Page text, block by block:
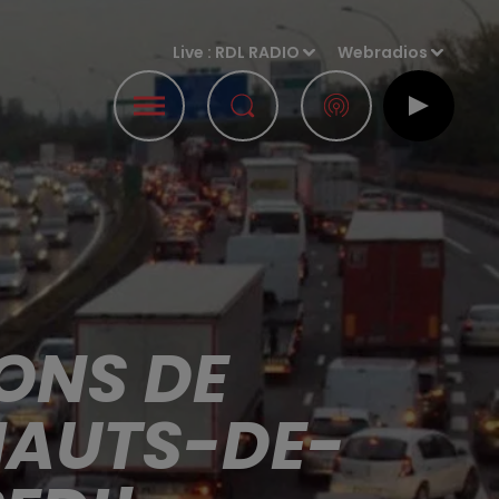
Live : RDL RADIO Webradios
DE
DE-